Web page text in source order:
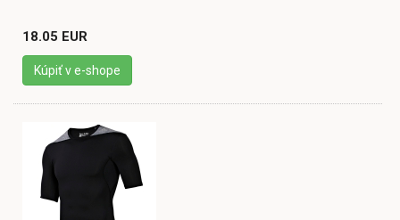
18.05 EUR
Kúpiť v e-shope